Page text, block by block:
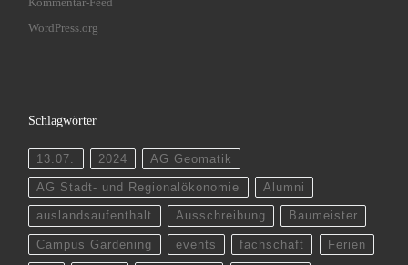
WordPress.org
Schlagwörter
13.07. 2024 AG Geomatik
AG Stadt- und Regionalökonomie Alumni
auslandsaufenthalt Ausschreibung Baumeister
Campus Gardening events fachschaft Ferien